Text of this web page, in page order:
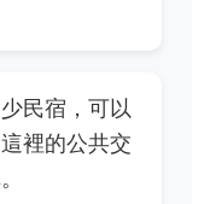
民宿，可以
裡的公共交